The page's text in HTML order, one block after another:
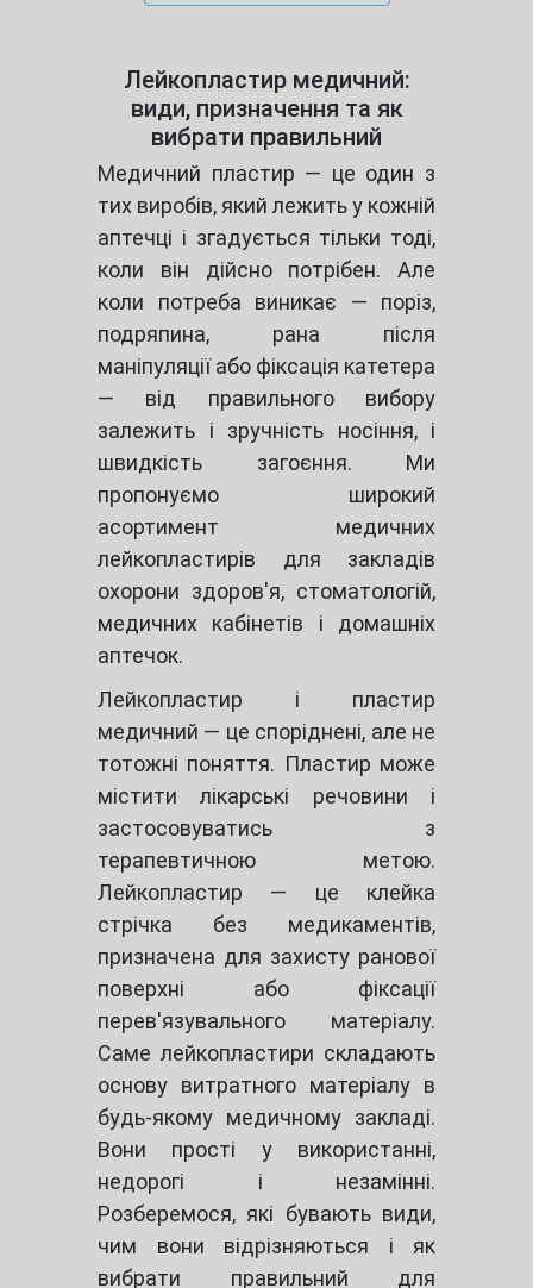
Лейкопластир медичний:
види, призначення та як
вибрати правильний
Медичний пластир — це один з
тих виробів, який лежить у кожній
аптечці і згадується тільки тоді,
коли він дійсно потрібен. Але
коли потреба виникає — поріз,
подряпина, рана після
маніпуляції або фіксація катетера
— від правильного вибору
залежить і зручність носіння, і
швидкість загоєння. Ми
пропонуємо широкий
асортимент медичних
лейкопластирів для закладів
охорони здоров'я, стоматологій,
медичних кабінетів і домашніх
аптечок.
Лейкопластир і пластир
медичний — це споріднені, але не
тотожні поняття. Пластир може
містити лікарські речовини і
застосовуватись з
терапевтичною метою.
Лейкопластир — це клейка
стрічка без медикаментів,
призначена для захисту ранової
поверхні або фіксації
перев'язувального матеріалу.
Саме лейкопластири складають
основу витратного матеріалу в
будь-якому медичному закладі.
Вони прості у використанні,
недорогі і незамінні.
Розберемося, які бувають види,
чим вони відрізняються і як
вибрати правильний для